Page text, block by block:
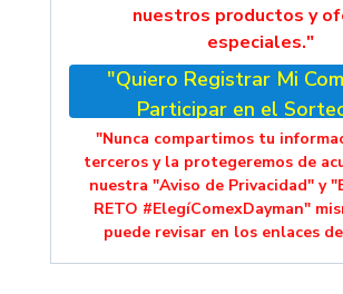
nuestros productos y
especiales."
"Quiero Registrar Mi
Participar en el
"Nunca compartimos tu
terceros y la protegeremos de
nuestra "Aviso de Privacidad" y
RETO #ElegíComexDayman"
puede revisar en los enlaces